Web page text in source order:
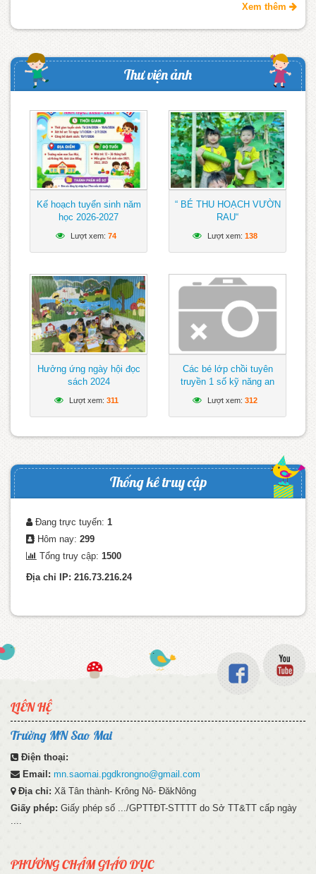
Xem thêm
Thư viện ảnh
Kế hoạch tuyển sinh năm
học 2026-2027
Lượt xem: 74
“ BÉ THU HOẠCH VƯỜN
RAU“
Lượt xem: 138
Hưởng ứng ngày hội đọc
sách 2024
Lượt xem: 311
Các bé lớp chồi tuyên
truyền 1 số kỹ năng an
thông
Lượt xem: 312
Thống kê truy cập
Đang trực tuyến: 1
Hôm nay: 299
Tổng truy cập: 1500
Địa chỉ IP: 216.73.216.24
LIÊN HỆ
Trường MN Sao Mai
Điện thoại:
Email: mn.saomai.pgdkrongno@gmail.com
Địa chỉ: Xã Tân thành- Krông Nô- ĐăkNông
Giấy phép: Giấy phép số .../GPTTĐT-STTTT do Sở TT&TT cấp ngày
PHƯƠNG CHÂM GIÁO DỤC